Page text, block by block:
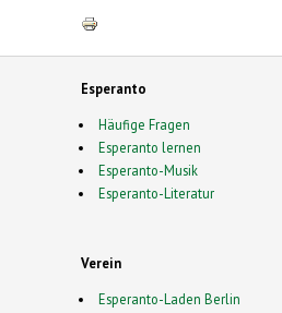
Esperanto
Häufige Fragen
Esperanto lernen
Esperanto-Musik
Esperanto-Literatur
Verein
Esperanto-Laden Berlin